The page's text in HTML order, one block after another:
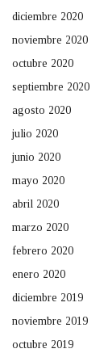
diciembre 2020
noviembre 2020
octubre 2020
septiembre 2020
agosto 2020
julio 2020
junio 2020
mayo 2020
abril 2020
marzo 2020
febrero 2020
enero 2020
diciembre 2019
noviembre 2019
octubre 2019